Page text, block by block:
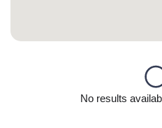
No results